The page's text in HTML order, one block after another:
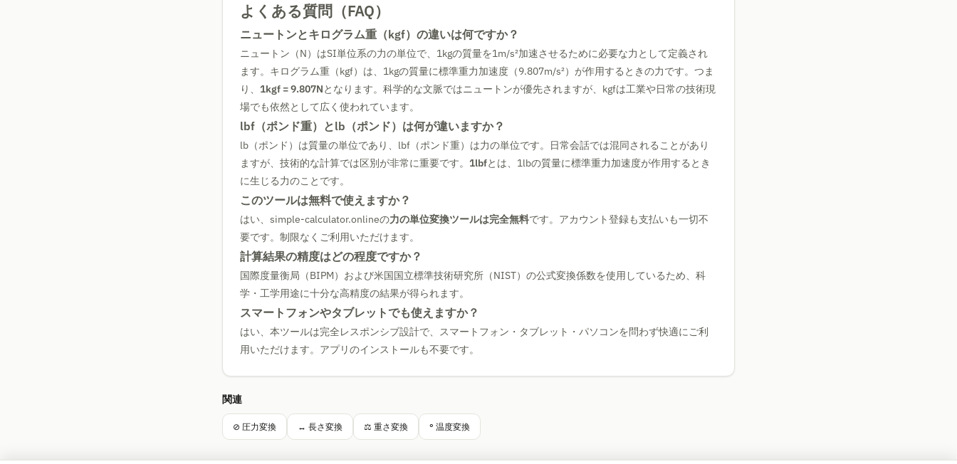
よくある質問（FAQ）
ニュートンとキログラム重（kgf）の違いは何ですか？
ニュートン（N）はSI単位系の力の単位で、1kgの質量を1m/s²加速させるために必要な力として定義され
ます。キログラム重（kgf）は、1kgの質量に標準重力加速度（9.807m/s²）が作用するときの力です。つま
り、 1kgf = 9.807Nとなります。科学的な文脈ではニュートンが優先されますが、kgfは工業や日常の技術現
場でも依然として広く使われています。
lbf（ポンド重）とlb（ポンド）は何が違いますか？
lb（ポンド）は質量の単位であり、lbf（ポンド重）は力の単位です。日常会話では混同されることがあり
ますが、技術的な計算では区別が非常に重要です。 1lbfとは、1lbの質量に標準重力加速度が作用するとき
に生じる力のことです。
このツールは無料で使えますか？
はい、simple-calculator.onlineの力の単位変換ツールは完全無料です。アカウント登録も支払いも一切不
要です。制限なくご利用いただけます。
計算結果の精度はどの程度ですか？
国際度量衡局（BIPM）および米国国立標準技術研究所（NIST）の公式変換係数を使用しているため、科
学・工学用途に十分な高精度の結果が得られます。
スマートフォンやタブレットでも使えますか？
はい、本ツールは完全レスポンシブ設計で、スマートフォン・タブレット・パソコンを問わず快適にご利
用いただけます。アプリのインストールも不要です。
関連
⊘ 圧力変換 ↔ 長さ変換 ⚖ 重さ変換 ° 温度変換